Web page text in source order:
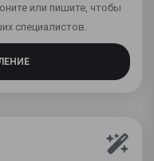
или пишите, чтобы
специалистов.